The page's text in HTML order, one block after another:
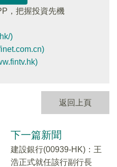
，把握投資先機
)
返回上頁
下一篇新聞
建設銀行(00939-HK)：王
浩正式就任該行副行長